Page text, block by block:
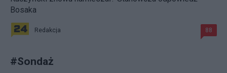
Bosaka
Redakcja 88
#Sondaż